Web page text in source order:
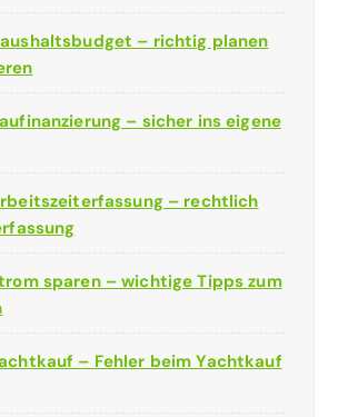
– richtig planen
– sicher ins eigene
– rechtlich
sparen – wichtige Tipps zum
– Fehler beim Yachtkauf